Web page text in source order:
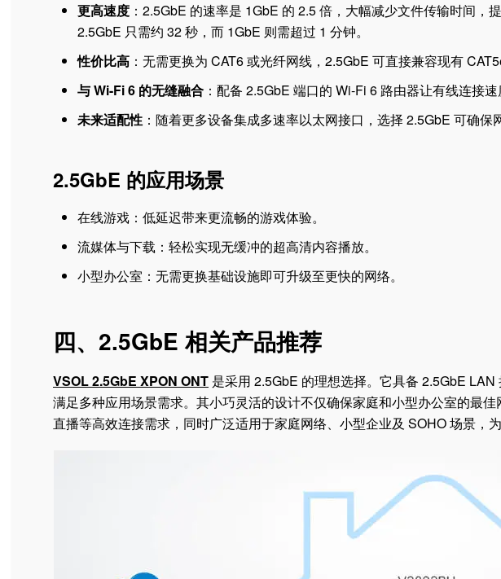
更高速度 ：2.5GbE 的速率是 1GbE 的 2.5 倍，大幅减少文件传输时间
2.5GbE 只需约 32 秒，而 1GbE 则需超过 1 分钟。
性价比高 ：无需更换为 CAT6 或光纤网线，2.5GbE 可直接兼容现有
与 Wi-Fi 6 的无缝融合 ：配备 2.5GbE 端口的 Wi-Fi 6 路由器让有线连接
未来适配性 ：随着更多设备集成多速率以太网接口，选择 2.5GbE 可确保
2.5GbE 的应用场景
在线游戏：低延迟带来更流畅的游戏体验。
流媒体与下载：轻松实现无缓冲的超高清内容播放。
小型办公室：无需更换基础设施即可升级至更快的网络。
四、2.5GbE 相关产品推荐
VSOL 2.5GbE XPON ONT 是采用 2.5GbE 的理想选择。它具备 2.5GbE
满足多种应用场景需求。其小巧灵活的设计不仅确保家庭和小型办公室的最
直播等高效连接需求，同时广泛适用于家庭网络、小型企业及 SOHO 场景，